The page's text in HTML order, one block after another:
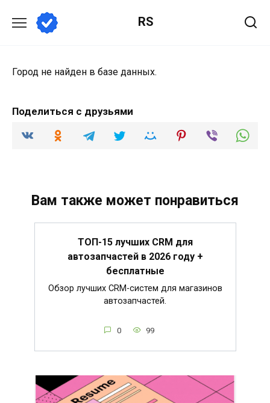
содержанию
RS
Город не найден в базе данных.
Поделиться с друзьями
Вам также может понравиться
ТОП-15 лучших CRM для
автозапчастей в 2026 году +
бесплатные
Обзор лучших CRM-систем для магазинов
автозапчастей.
0 99